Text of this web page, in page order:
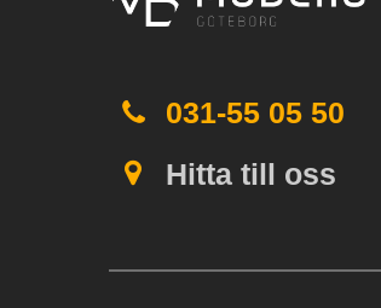
031-55 05 50
Hitta till oss